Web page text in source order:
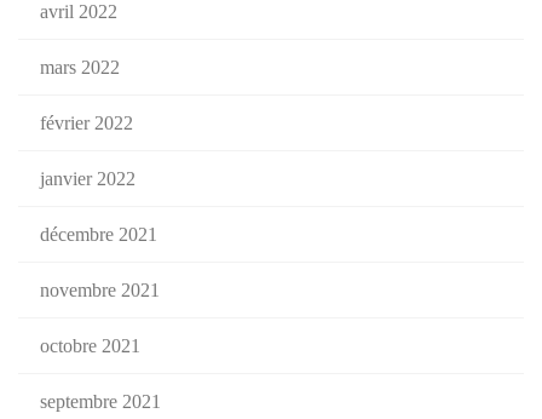
avril 2022
mars 2022
février 2022
janvier 2022
décembre 2021
novembre 2021
octobre 2021
septembre 2021